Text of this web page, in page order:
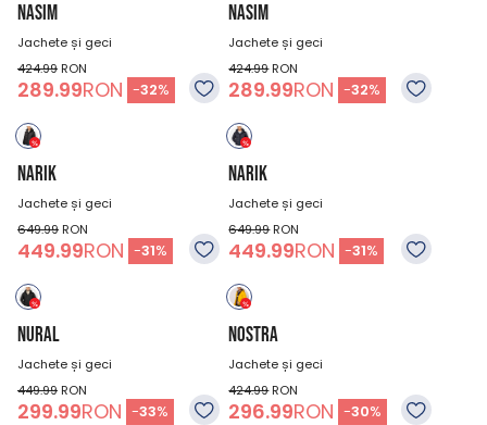
NASIM
Jachete și geci
424.99 RON
289.99RON -32%
NASIM
Jachete și geci
424.99RON
289.99RON -32%
NARIK
Jachete și geci
649.99 RON
449.99RON -31%
NARIK
Jachete și geci
649.99RON
449.99RON -31%
NURAL
Jachete și geci
449.99 RON
299.99RON -33%
NOSTRA
Jachete și geci
424.99RON
296.99RON -30%